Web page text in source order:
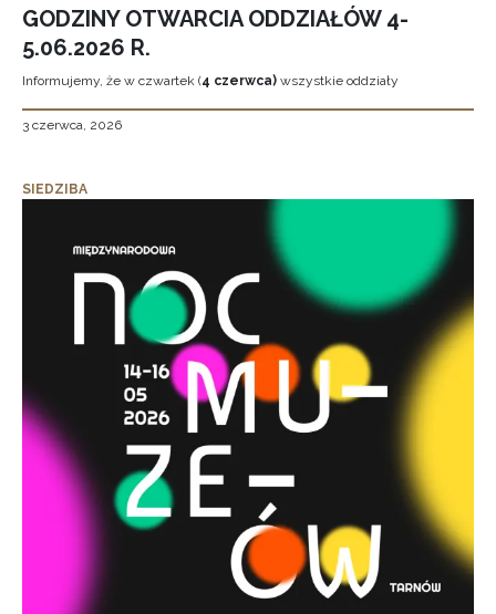
GODZINY OTWARCIA ODDZIAŁÓW 4-
5.06.2026 R.
Informujemy, że w czwartek (4 czerwca) wszystkie oddziały
3 czerwca, 2026
SIEDZIBA